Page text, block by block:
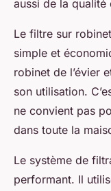
aussi de la qualité
Le filtre sur
simple et
robinet de l’évier
son utilisation.
ne convient pas
dans toute la
Le système de
performant. Il